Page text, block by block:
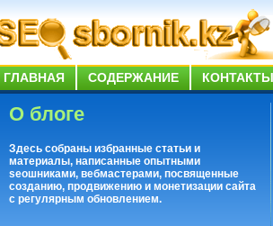
ГЛАВНАЯ СОДЕРЖАНИЕ КОНТАКТЫ
О блоге
Здесь собраны избранные статьи и
материалы, написанные опытными
seoшниками, вебмастерами, посвященные
созданию, продвижению и монетизации сайта
с регулярным обновлением.